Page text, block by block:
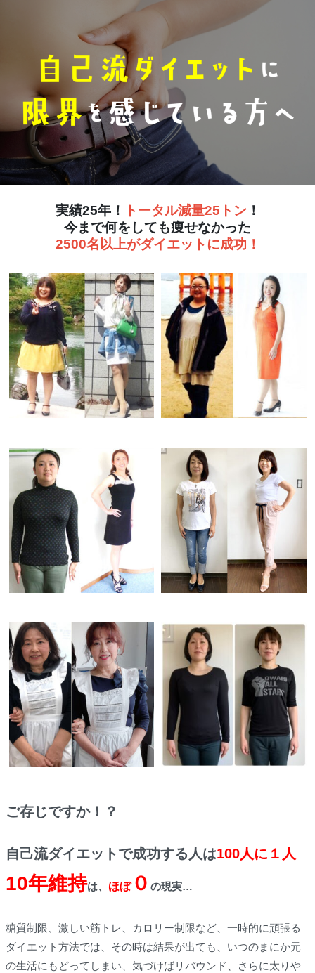
実績25年！ トータル減量25トン ！
今まで何をしても痩せなかった
2500名以上がダイエットに成功！
ご存じですか！ ？
自己流ダイエットで成功する人は100人に１ 人
10年維持は、 ほぼ０ の現実…
糖質制限、激しい筋トレ、カロリー制限など、一時的に頑張る
ダイエット方法では、その時は結果が出ても、いつのまにか元
の生活にもどってしまい、気づけばリバウンド、さらに太りや